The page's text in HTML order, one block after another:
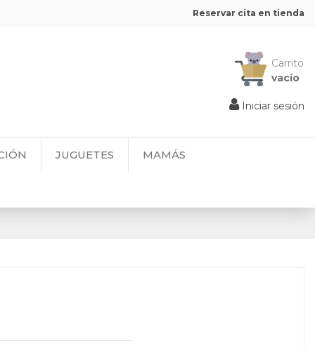
Reservar cita en tienda
Carrito
vacío
Iniciar sesión
JUGUETES MAMÁS